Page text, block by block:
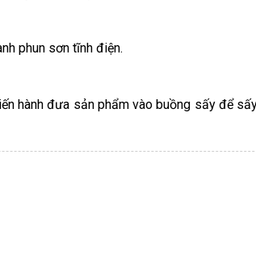
phun sơn tĩnh điện.
hành đưa sản phẩm vào buồng sấy để